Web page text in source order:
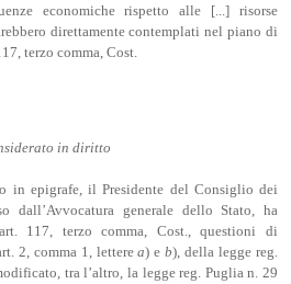
economiche rispetto alle [...] risorse
direttamente contemplati nel piano di
terzo comma, Cost.
in diritto
in epigrafe, il Presidente del Consiglio dei
dall’Avvocatura generale dello Stato, ha
117, terzo comma, Cost., questioni di
2, comma 1, letterea) eb), della legge reg.
tra l’altro, la legge reg. Puglia n. 29